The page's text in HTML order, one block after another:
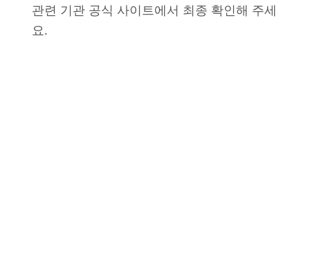
관련 기관 공식 사이트에서 최종 확인해 주세
요.